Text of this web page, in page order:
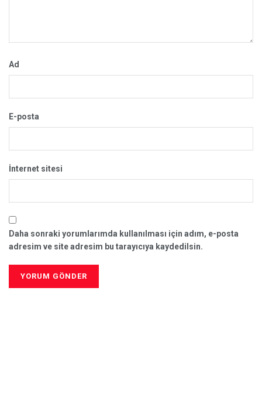
Ad
E-posta
İnternet sitesi
Daha sonraki yorumlarımda kullanılması için adım, e-posta
adresim ve site adresim bu tarayıcıya kaydedilsin.